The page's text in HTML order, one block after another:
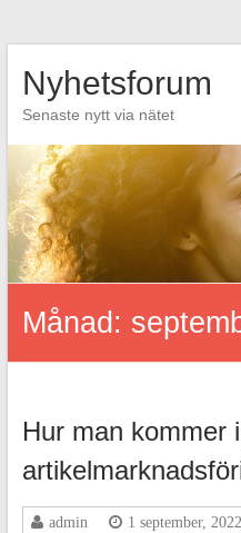
innehåll
Nyhetsforum
Senaste nytt via nätet
Månad:
Hur man kommer
admin 1 september, 2022